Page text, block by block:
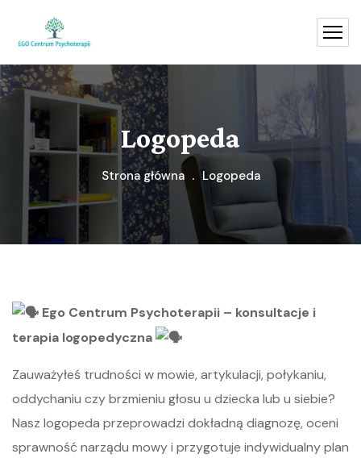
Logopeda
Strona główna Logopeda
Ego Centrum Psychoterapii – konsultacje i
terapia logopedyczna
Zauważyłeś trudności w mowie, artykulacji, połykaniu,
oddychaniu czy brzmieniu głosu u dziecka lub u siebie?
Nasz logopeda przeprowadzi dokładną diagnozę, oceni
sprawność narządu mowy i przygotuje indywidualny plan